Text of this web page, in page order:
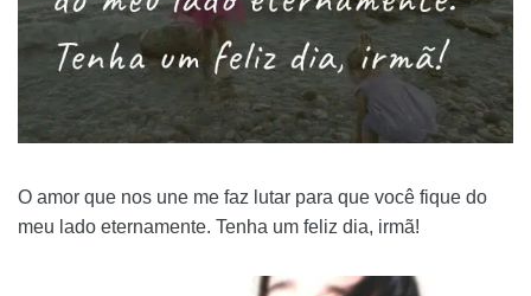
O amor que nos une me faz lutar para que você fique do
meu lado eternamente. Tenha um feliz dia, irmã!